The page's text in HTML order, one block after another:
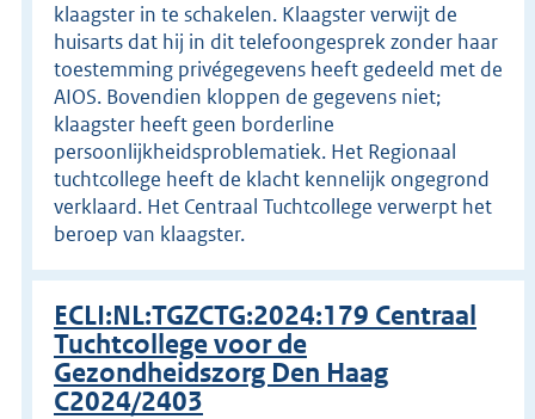
klaagster in te schakelen. Klaagster verwijt de
huisarts dat hij in dit telefoongesprek zonder haar
toestemming privégegevens heeft gedeeld met de
AIOS. Bovendien kloppen de gegevens niet;
klaagster heeft geen borderline
persoonlijkheidsproblematiek. Het Regionaal
tuchtcollege heeft de klacht kennelijk ongegrond
verklaard. Het Centraal Tuchtcollege verwerpt het
beroep van klaagster.
ECLI:NL:TGZCTG:2024:179 Centraal
Tuchtcollege voor de
Gezondheidszorg Den Haag
C2024/2403